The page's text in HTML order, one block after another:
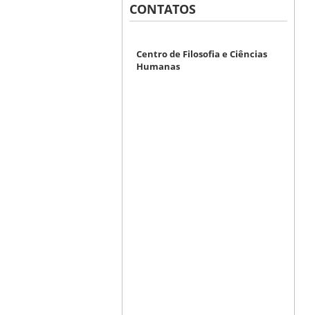
CONTATOS
Centro de Filosofia e Ciências
Humanas